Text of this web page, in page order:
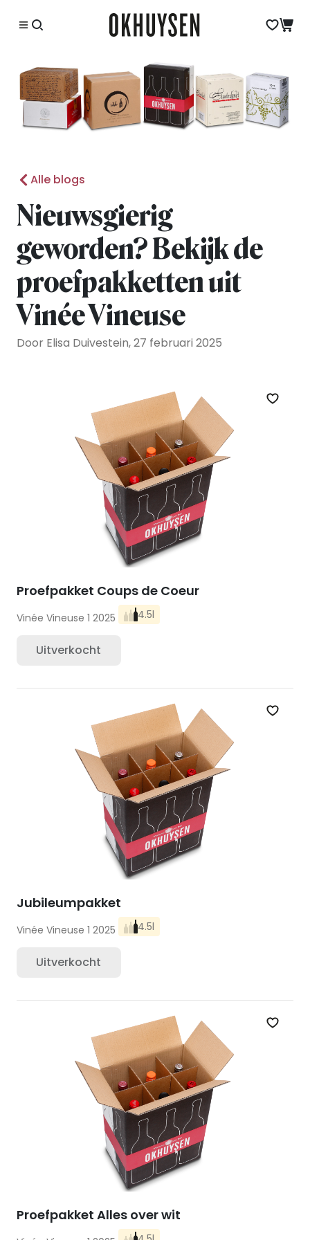
Alle blogs
Nieuwsgierig
geworden? Bekijk de
proefpakketten uit
Vinée Vineuse
Door Elisa Duivestein, 27 februari 2025
Zet
Proefpakket Coups de Coeur
Vinée Vineuse 1 2025 4.5l
Uitverkocht
Zet
Jubileumpakket
Vinée Vineuse 1 2025 4.5l
Uitverkocht
Zet
Proefpakket Alles over wit